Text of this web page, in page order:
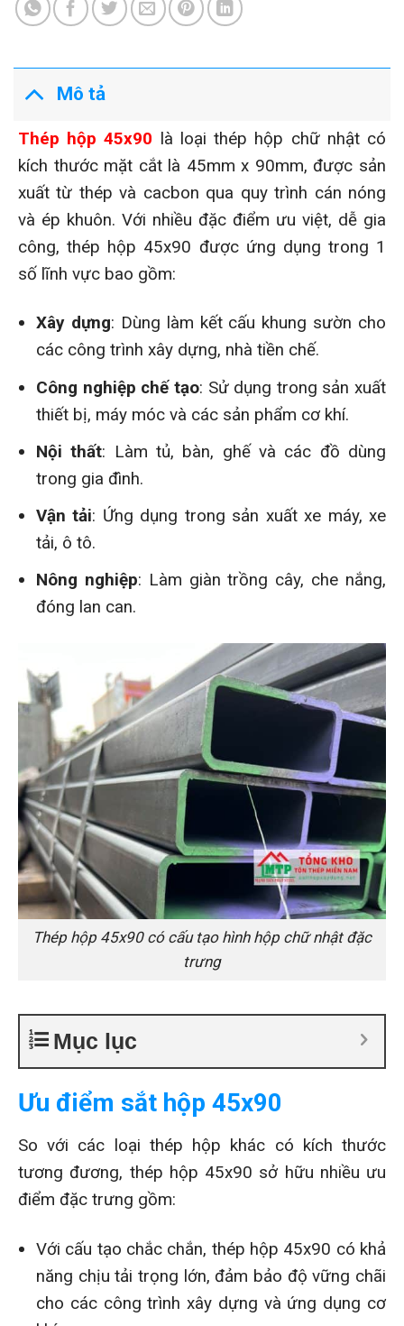
Mô tả
Thép hộp 45x90 là loại thép hộp chữ nhật có
kích thước mặt cắt là 45mm x 90mm, được sản
xuất từ thép và cacbon qua quy trình cán nóng
và ép khuôn. Với nhiều đặc điểm ưu việt, dễ gia
công, thép hộp 45x90 được ứng dụng trong 1
số lĩnh vực bao gồm:
Xây dựng: Dùng làm kết cấu khung sườn cho
các công trình xây dựng, nhà tiền chế.
Công nghiệp chế tạo: Sử dụng trong sản xuất
thiết bị, máy móc và các sản phẩm cơ khí.
Nội thất: Làm tủ, bàn, ghế và các đồ dùng
trong gia đình.
Vận tải: Ứng dụng trong sản xuất xe máy, xe
tải, ô tô.
Nông nghiệp: Làm giàn trồng cây, che nắng,
đóng lan can.
Thép hộp 45x90 có cấu tạo hình hộp chữ nhật đặc
trưng
Mục lục
Ưu điểm sắt hộp 45x90
So với các loại thép hộp khác có kích thước
tương đương, thép hộp 45x90 sở hữu nhiều ưu
điểm đặc trưng gồm:
Với cấu tạo chắc chắn, thép hộp 45x90 có khả
năng chịu tải trọng lớn, đảm bảo độ vững chãi
cho các công trình xây dựng và ứng dụng cơ